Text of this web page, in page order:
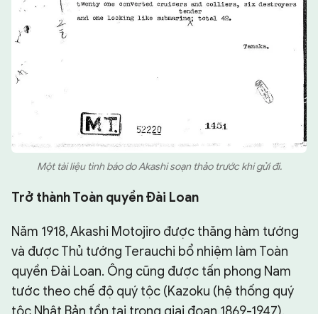
Một tài liệu tình báo do Akashi soạn thảo trước khi gửi đi.
Trở thành Toàn quyền Đài Loan
Năm 1918, Akashi Motojiro được thăng hàm tướng
và được Thủ tướng Terauchi bổ nhiệm làm Toàn
quyền Đài Loan. Ông cũng được tấn phong Nam
tước theo chế độ quý tộc (Kazoku (hệ thống quý